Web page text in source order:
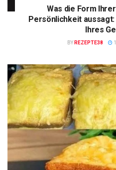
Was die Form
Persönlichkeit
Ihres
BY REZEPTE38